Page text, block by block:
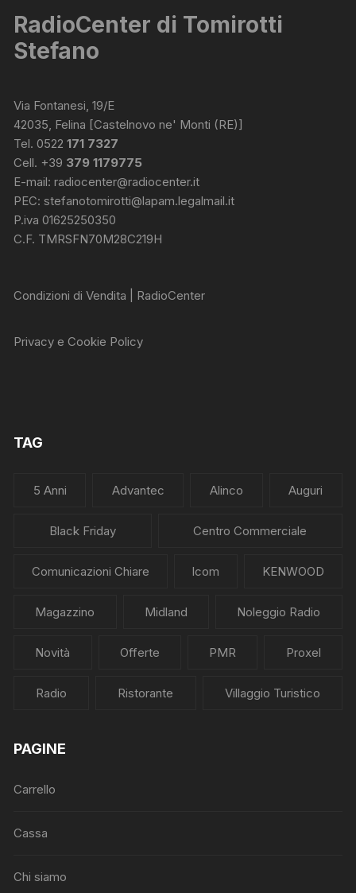
RadioCenter di Tomirotti
Stefano
Via Fontanesi, 19/E
42035, Felina [Castelnovo ne' Monti (RE)]
Tel. 0522171 7327
Cell. +39 379 1179775
E-mail:radiocenter@radiocenter.it
PEC:stefanotomirotti@lapam.legalmail.it
P.iva 01625250350
C.F. TMRSFN70M28C219H
Condizioni di Vendita | RadioCenter
Privacy e Cookie Policy
TAG
5 Anni Advantec Alinco Auguri
Black Friday Centro Commerciale
Comunicazioni Chiare Icom KENWOOD
Magazzino Midland Noleggio Radio
Novità Offerte PMR Proxel
Radio Ristorante Villaggio Turistico
PAGINE
Carrello
Cassa
Chi siamo